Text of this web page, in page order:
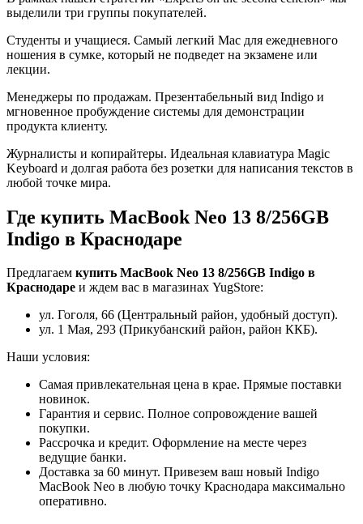
выделили три группы покупателей.
Студенты и учащиеся. Самый легкий Mac для ежедневного
ношения в сумке, который не подведет на экзамене или
лекции.
Менеджеры по продажам. Презентабельный вид Indigo и
мгновенное пробуждение системы для демонстрации
продукта клиенту.
Журналисты и копирайтеры. Идеальная клавиатура Magic
Keyboard и долгая работа без розетки для написания текстов в
любой точке мира.
Где купить MacBook Neo 13 8/256GB
Indigo в Краснодаре
Предлагаем купить MacBook Neo 13 8/256GB Indigo в
Краснодаре и ждем вас в магазинах YugStore:
ул. Гоголя, 66 (Центральный район, удобный доступ).
ул. 1 Мая, 293 (Прикубанский район, район ККБ).
Наши условия:
Самая привлекательная цена в крае. Прямые поставки
новинок.
Гарантия и сервис. Полное сопровождение вашей
покупки.
Рассрочка и кредит. Оформление на месте через
ведущие банки.
Доставка за 60 минут. Привезем ваш новый Indigo
MacBook Neo в любую точку Краснодара максимально
оперативно.